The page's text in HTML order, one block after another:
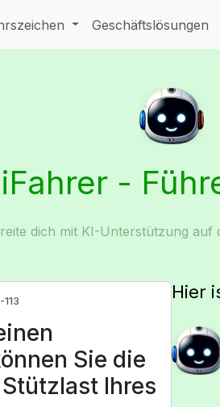
Geschäftslösungen
iFahrer -
dich mit KI-Unterstützung auf
Sie die
Ihres
Hier